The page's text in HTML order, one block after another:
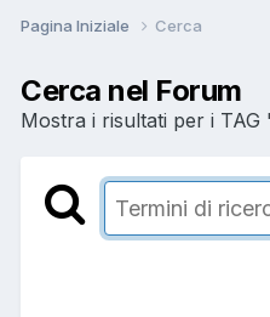
Pagina Iniziale Cerca
Cerca nel Forum
Mostra i risultati per i TAG